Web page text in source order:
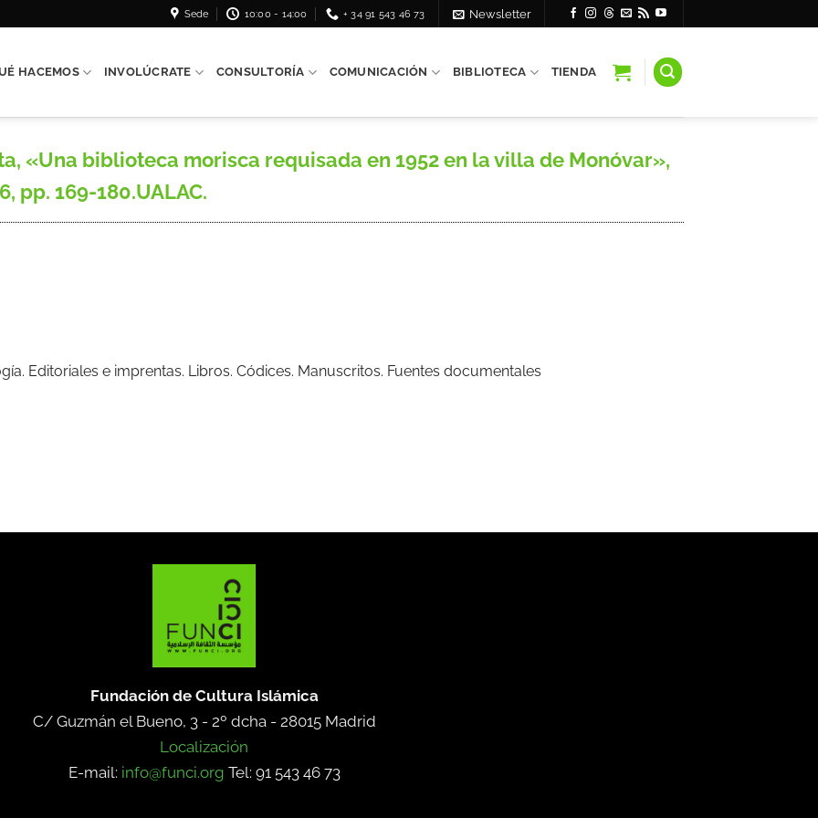
Sede 10:00 - 14:00 + 34 91 543 46 73 Newsletter
HACEMOS INVOLÚCRATE CONSULTORÍA COMUNICACIÓN BIBLIOTECA TIENDA
«Una biblioteca morisca requisada en 1952 en la villa de Monóvar»,
pp. 169-180.UALAC.
Editoriales e imprentas. Libros. Códices. Manuscritos. Fuentes documentales
Fundación de Cultura Islámica
C/ Guzmán el Bueno, 3 - 2º dcha - 28015 Madrid
Localización
E-mail: info@funci.org Tel: 91 543 46 73